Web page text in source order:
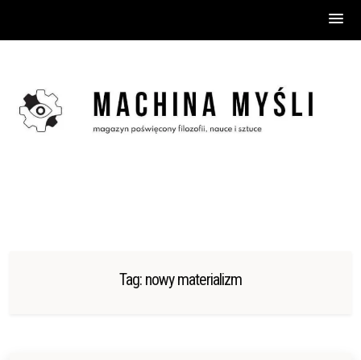
content
Tag: nowy materializm